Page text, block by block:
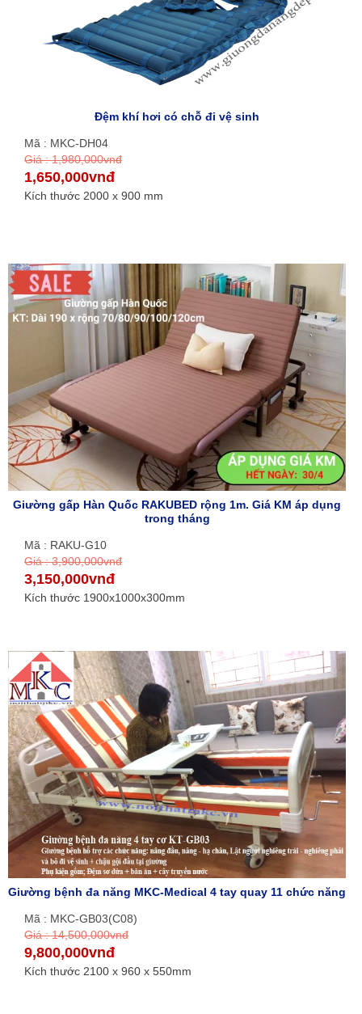
Đệm khí hơi có chỗ đi vệ sinh
Mã : MKC-DH04
Giá : 1,980,000vnđ
1,650,000vnđ
Kích thước 2000 x 900 mm
Giường gấp Hàn Quốc RAKUBED rộng 1m. Giá KM áp dụng
trong tháng
Mã : RAKU-G10
Giá : 3,900,000vnđ
3,150,000vnđ
Kích thước 1900x1000x300mm
Giường bệnh đa năng MKC-Medical 4 tay quay 11 chức năng
Mã : MKC-GB03(C08)
Giá : 14,500,000vnđ
9,800,000vnđ
Kích thước 2100 x 960 x 550mm